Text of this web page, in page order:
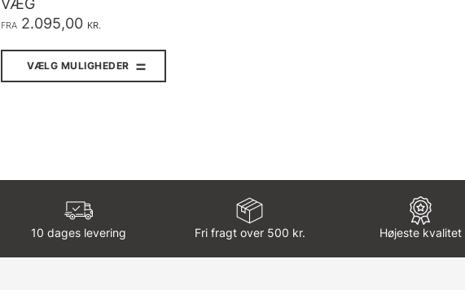
VÆG
FRA 2.095,00 KR.
VÆLG MULIGHEDER
10 dages levering Fri fragt over 500 kr. Højeste kvalitet